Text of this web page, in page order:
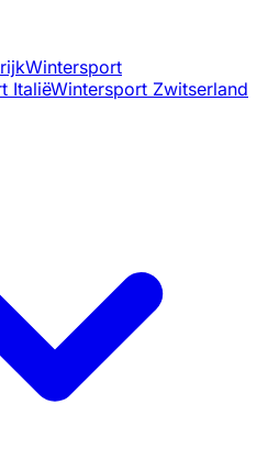
Wintersport
ItaliëWintersport Zwitserland